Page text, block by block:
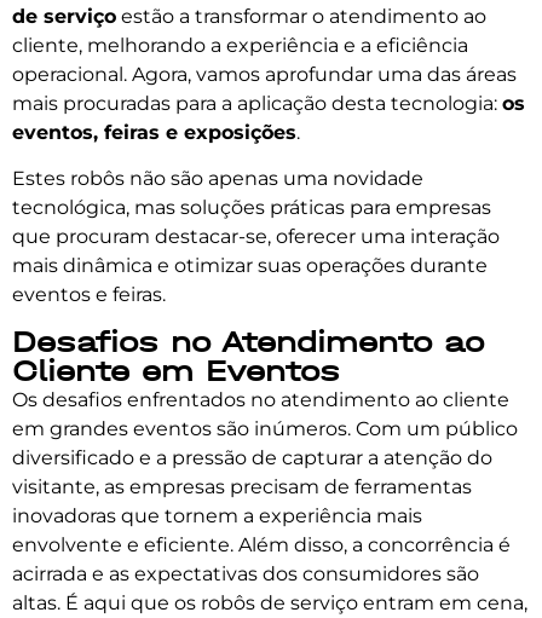
de serviço estão a transformar o atendimento ao
cliente, melhorando a experiência e a eficiência
operacional. Agora, vamos aprofundar uma das áreas
mais procuradas para a aplicação desta tecnologia: os
eventos, feiras e exposições.
Estes robôs não são apenas uma novidade
tecnológica, mas soluções práticas para empresas
que procuram destacar-se, oferecer uma interação
mais dinâmica e otimizar suas operações durante
eventos e feiras.
Desafios no Atendimento ao
Cliente em Eventos
Os desafios enfrentados no atendimento ao cliente
em grandes eventos são inúmeros. Com um público
diversificado e a pressão de capturar a atenção do
visitante, as empresas precisam de ferramentas
inovadoras que tornem a experiência mais
envolvente e eficiente. Além disso, a concorrência é
acirrada e as expectativas dos consumidores são
altas. É aqui que os robôs de serviço entram em cena,